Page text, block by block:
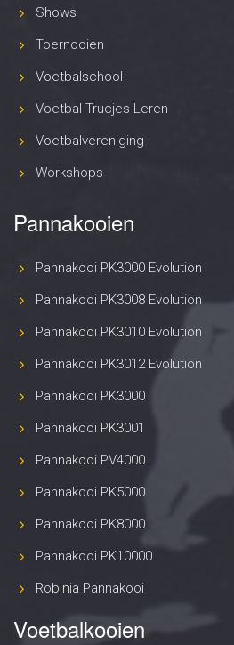
Shows
Toernooien
Voetbalschool
Voetbal Trucjes Leren
Voetbalvereniging
Workshops
Pannakooien
Pannakooi PK3000 Evolution
Pannakooi PK3008 Evolution
Pannakooi PK3010 Evolution
Pannakooi PK3012 Evolution
Pannakooi PK3000
Pannakooi PK3001
Pannakooi PV4000
Pannakooi PK5000
Pannakooi PK8000
Pannakooi PK10000
Robinia Pannakooi
Voetbalkooien